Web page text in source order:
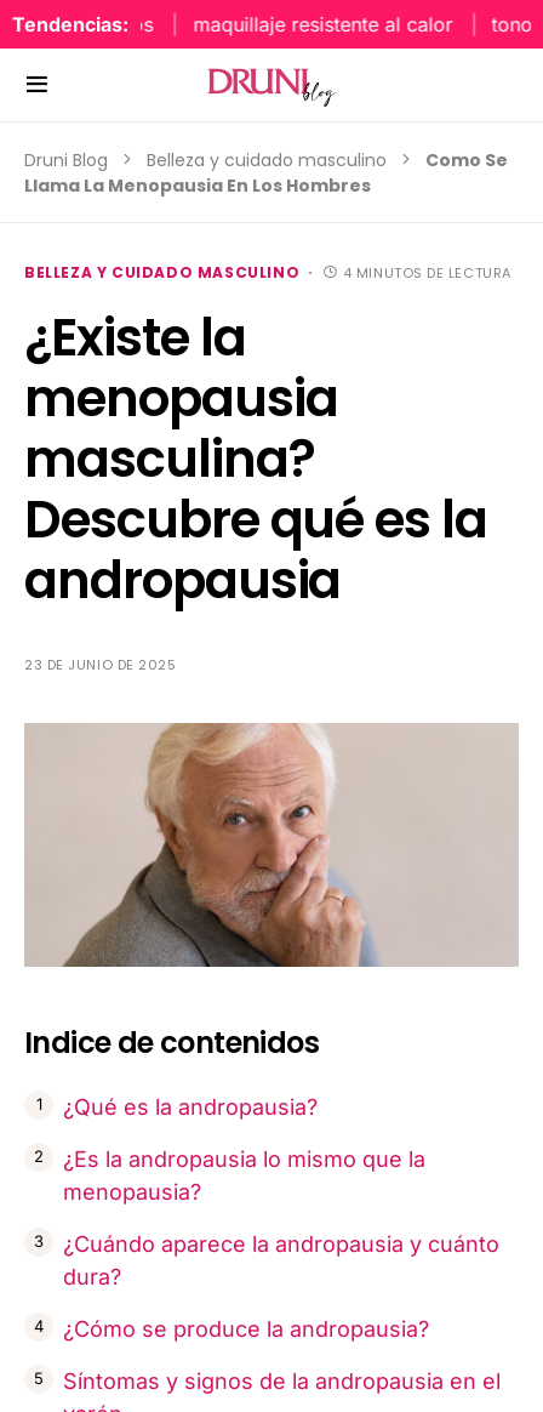
Tendencias: maquillaje resistente al calor tonos
Druni Blog Belleza y cuidado masculino
Como Se
Llama La Menopausia En Los Hombres
BELLEZA Y CUIDADO MASCULINO 4 MINUTOS DE LECTURA
¿Existe la
menopausia
masculina?
Descubre qué es la
andropausia
23 DE JUNIO DE 2025
Indice de contenidos
¿Qué es la andropausia?
¿Es la andropausia lo mismo que la
menopausia?
¿Cuándo aparece la andropausia y cuánto
dura?
¿Cómo se produce la andropausia?
Síntomas y signos de la andropausia en el